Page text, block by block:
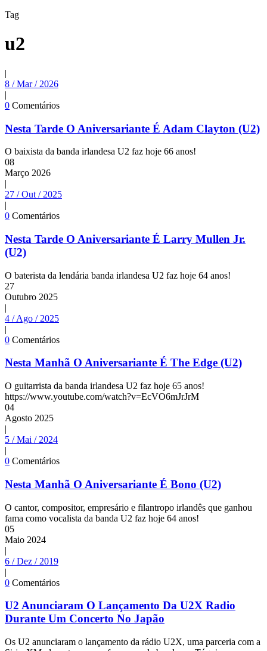
Tag
u2
|
8 / Mar / 2026
|
0 Comentários
Nesta Tarde O Aniversariante É Adam Clayton (U2)
O baixista da banda irlandesa U2 faz hoje 66 anos!
08
Março 2026
|
27 / Out / 2025
|
0 Comentários
Nesta Tarde O Aniversariante É Larry Mullen Jr.
(U2)
O baterista da lendária banda irlandesa U2 faz hoje 64 anos!
27
Outubro 2025
|
4 / Ago / 2025
|
0 Comentários
Nesta Manhã O Aniversariante É The Edge (U2)
O guitarrista da banda irlandesa U2 faz hoje 65 anos!
https://www.youtube.com/watch?v=EcVO6mJrJrM
04
Agosto 2025
|
5 / Mai / 2024
|
0 Comentários
Nesta Manhã O Aniversariante É Bono (U2)
O cantor, compositor, empresário e filantropo irlandês que ganhou
fama como vocalista da banda U2 faz hoje 64 anos!
05
Maio 2024
|
6 / Dez / 2019
|
0 Comentários
U2 Anunciaram O Lançamento Da U2X Radio
Durante Um Concerto No Japão
Os U2 anunciaram o lançamento da rádio U2X, uma parceria com a